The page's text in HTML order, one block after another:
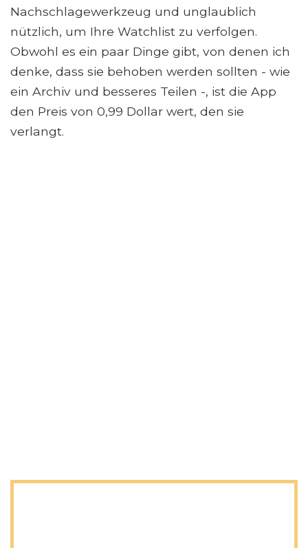
Nachschlagewerkzeug und unglaublich
nützlich, um Ihre Watchlist zu verfolgen.
Obwohl es ein paar Dinge gibt, von denen ich
denke, dass sie behoben werden sollten - wie
ein Archiv und besseres Teilen -, ist die App
den Preis von 0,99 Dollar wert, den sie
verlangt.